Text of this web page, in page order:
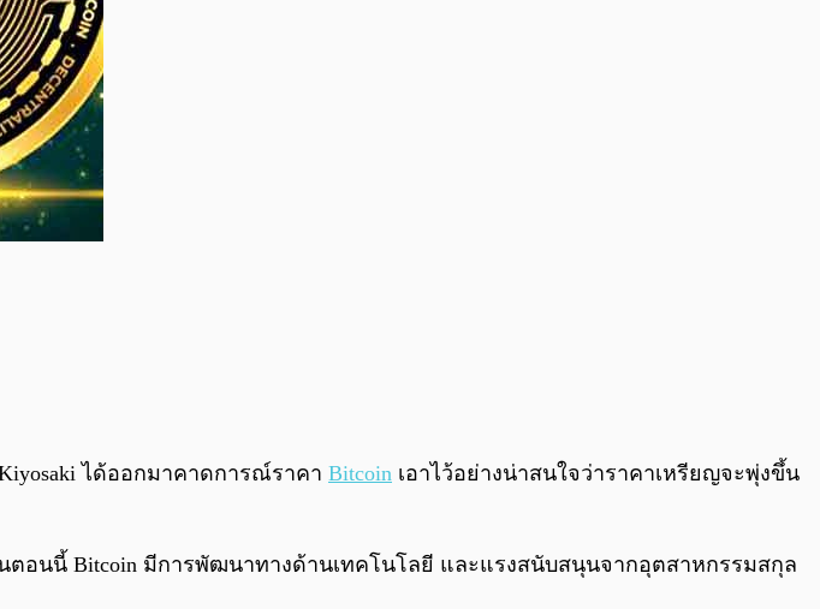
/
ได้ออกมาคาดการณ์ราคา Bitcoin เอาไว้อย่างน่าสนใจว่าราคาเหรียญจะพุ่งขึ้น
อนนี้ Bitcoin มีการพัฒนาทางด้านเทคโนโลยี และแรงสนับสนุนจากอุตสาหกรรมสกุล